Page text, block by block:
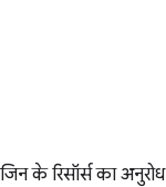
के रिसॉर्स का अनुरोध